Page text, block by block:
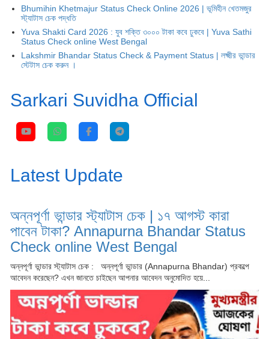
Bhumihin Khetmajur Status Check Online 2026 | ভূমিহীন খেতমজুর
স্ট্যাটাস চেক পদ্ধতি
Yuva Shakti Card 2026 : যুব শক্তি ৩০০০ টাকা কবে ঢুকবে | Yuva Sathi
Status Check online West Bengal
Lakshmir Bhandar Status Check & Payment Status | লক্ষ্মীর ভান্ডার
স্টেটাস চেক করুন ।
Sarkari Suvidha Official
Latest Update
অন্নপূর্ণা ভান্ডার স্ট্যাটাস চেক | ১৭ আগস্ট কারা
পাবেন টাকা? Annapurna Bhandar Status
Check online West Bengal
অন্নপূর্ণা ভান্ডার স্ট্যাটাস চেক : অন্নপূর্ণা ভান্ডার (Annapurna Bhandar) প্রকল্পে
আবেদন করেছেন? এখন জানতে চাইছেন আপনার আবেদন অনুমোদিত হয়ে...